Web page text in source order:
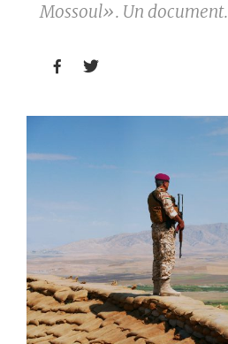
Mossoul». Un document.
 